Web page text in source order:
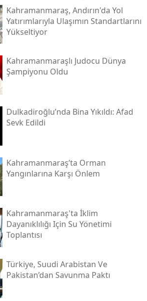
Kahramanmaraş, Andırın'da Yol
Yatırımlarıyla Ulaşımın Standartlarını
Yükseltiyor
Kahramanmaraşlı Judocu Dünya
Şampiyonu Oldu
Dulkadiroğlu’nda Bina Yıkıldı: Afad
Sevk Edildi
Kahramanmaraş’ta Orman
Yangınlarına Karşı Önlem
Kahramanmaraş'ta İklim
Dayanıklılığı Için Su Yönetimi
Toplantısı
Türkiye, Suudi Arabistan Ve
Pakistan’dan Savunma Paktı